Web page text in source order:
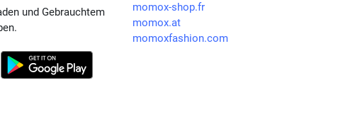
und Gebrauchtem
momox-shop.fr
momox.at
momoxfashion.com